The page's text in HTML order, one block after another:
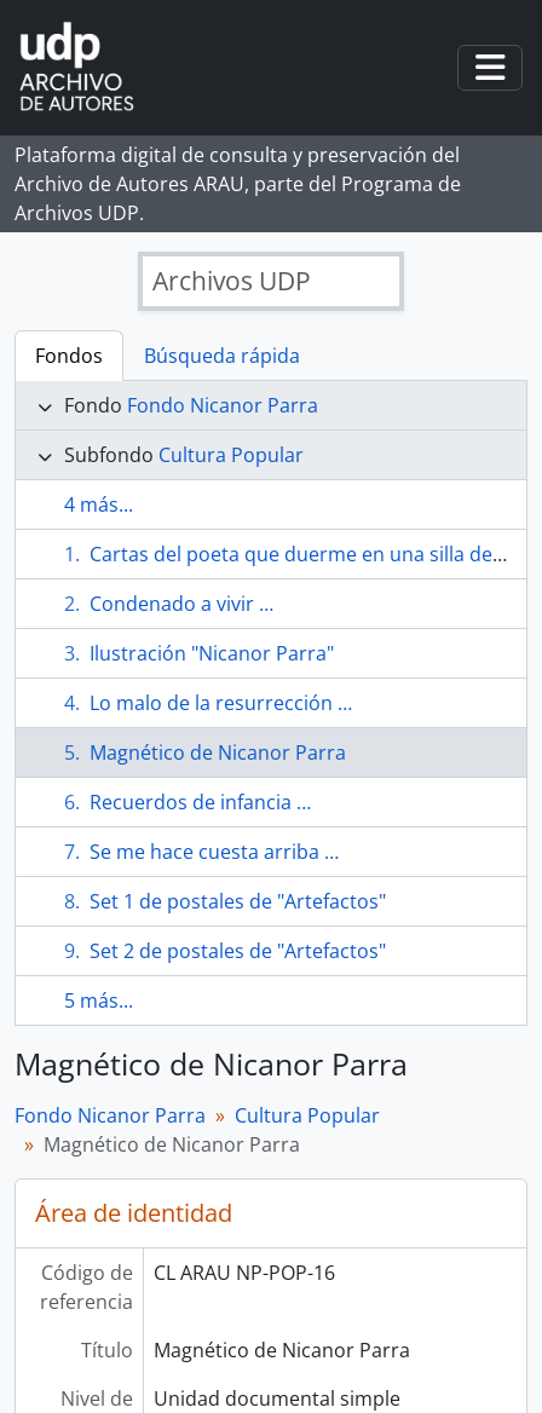
Skip to main content
Plataforma digital de consulta y preservación del
Archivo de Autores ARAU, parte del Programa de
Archivos UDP.
Archivos UDP
Fondos
Búsqueda rápida
Fondo Fondo Nicanor Parra
Subfondo Cultura Popular
4 más...
Cartas del poeta que duerme en una silla de Nicanor Parra. Cuadríptico
Condenado a vivir …
Ilustración "Nicanor Parra"
Lo malo de la resurrección …
Magnético de Nicanor Parra
Recuerdos de infancia …
Se me hace cuesta arriba …
Set 1 de postales de "Artefactos"
Set 2 de postales de "Artefactos"
5 más...
Magnético de Nicanor Parra
Fondo Nicanor Parra
Cultura Popular
Magnético de Nicanor Parra
Área de identidad
Código de
referencia
CL ARAU NP-POP-16
Título
Magnético de Nicanor Parra
Nivel de
Unidad documental simple